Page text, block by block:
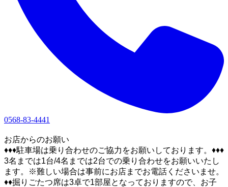
0568-83-4441
お店からのお願い
♦♦♦駐車場は乗り合わせのご協力をお願いしております。♦♦♦
3名までは1台/4名までは2台での乗り合わせをお願いいたし
ます。※難しい場合は事前にお店までお電話くださいませ。
♦♦掘りごたつ席は3卓で1部屋となっておりますので、お子